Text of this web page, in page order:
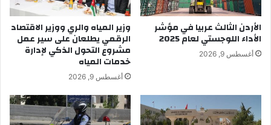
الأردن الثالث عربيا في مؤشر
الأداء اللوجستي لعام 2025
أغسطس 9, 2026
وزير المياه والري ووزير الاقتصاد
الرقمي يطلعان على سير عمل
مشروع التحول الذكي لإدارة
خدمات المياه
أغسطس 9, 2026